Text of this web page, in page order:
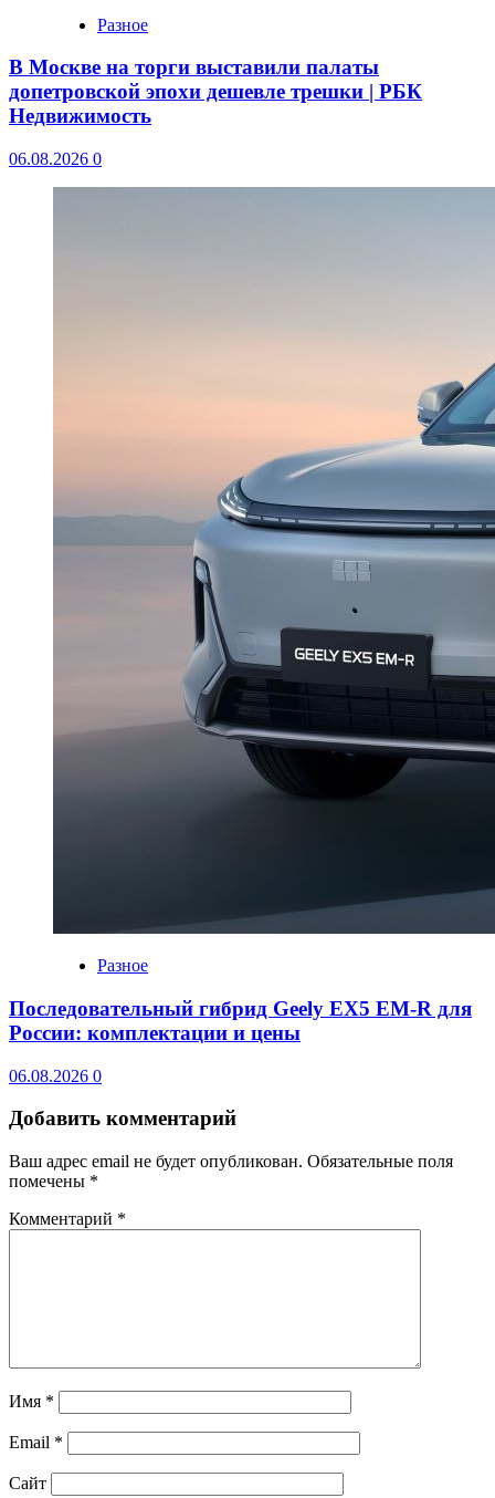
Разное
В Москве на торги выставили палаты
допетровской эпохи дешевле трешки | РБК
Недвижимость
06.08.2026 0
Разное
Последовательный гибрид Geely EX5 EM-R для
России: комплектации и цены
06.08.2026 0
Добавить комментарий
Ваш адрес email не будет опубликован. Обязательные поля
помечены *
Комментарий *
Имя *
Email *
Сайт